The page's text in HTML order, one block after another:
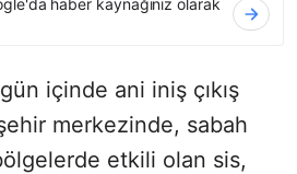
gün içinde ani iniş çıkış
merkezinde, sabah
etkili olan sis,